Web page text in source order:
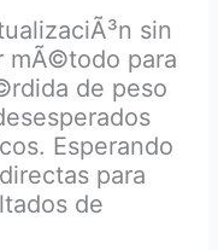
sin
mÃ©todo para
de peso
Esperando
para
de